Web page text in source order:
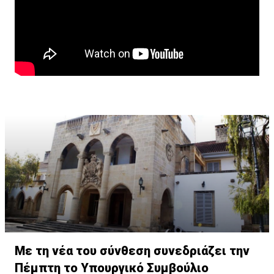
Με τη νέα του σύνθεση συνεδριάζει την
Πέμπτη το Υπουργικό Συμβούλιο